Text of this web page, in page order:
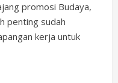
promosi Budaya,
penting sudah
kerja untuk